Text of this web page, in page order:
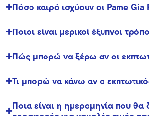
Πόσο καιρό ισχύουν οι Pame
Ποιοι είναι μερικοί έξυπνοι
Πώς μπορώ να ξέρω αν οι
Τι μπορώ να κάνω αν ο
Ποια είναι η ημερομηνία που θα